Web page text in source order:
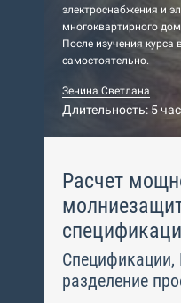
электроснабжения и
многоквартирного
После изучения курса
самостоятельно.
Зенина Светлана
Длительность: 5
Расчет
разделение